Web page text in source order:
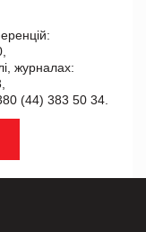
журналах:
(44) 383 50 34.